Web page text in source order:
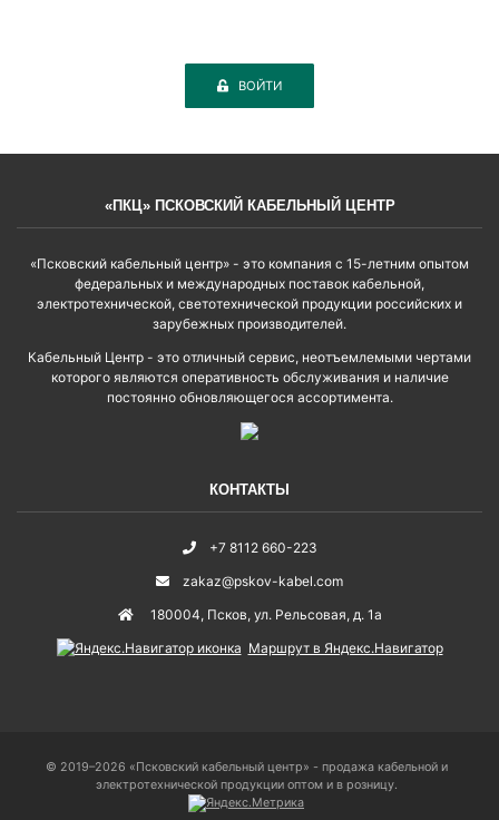
ВОЙТИ
«ПКЦ» ПСКОВСКИЙ КАБЕЛЬНЫЙ ЦЕНТР
«Псковский кабельный центр» - это компания с 15-летним опытом
федеральных и международных поставок кабельной,
электротехнической, светотехнической продукции российских и
зарубежных производителей.
Кабельный Центр - это отличный сервис, неотъемлемыми чертами
которого являются оперативность обслуживания и наличие
постоянно обновляющегося ассортимента.
КОНТАКТЫ
+7 8112 660-223
zakaz@pskov-kabel.com
180004, Псков, ул. Рельсовая, д. 1а
Маршрут в Яндекс.Навигатор
© 2019–2026 «Псковский кабельный центр» - продажа кабельной и
электротехнической продукции оптом и в розницу.